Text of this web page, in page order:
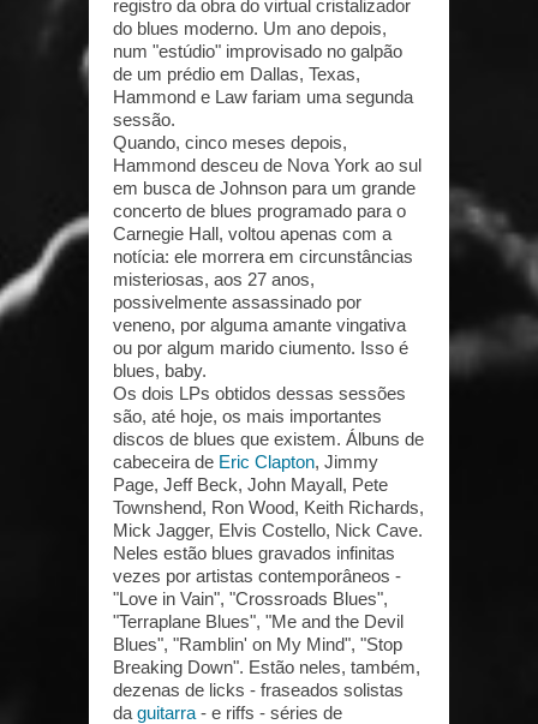
registro da obra do virtual cristalizador
do blues moderno. Um ano depois,
num "estúdio" improvisado no galpão
de um prédio em Dallas, Texas,
Hammond e Law fariam uma segunda
sessão.
Quando, cinco meses depois,
Hammond desceu de Nova York ao sul
em busca de Johnson para um grande
concerto de blues programado para o
Carnegie Hall, voltou apenas com a
notícia: ele morrera em circunstâncias
misteriosas, aos 27 anos,
possivelmente assassinado por
veneno, por alguma amante vingativa
ou por algum marido ciumento. Isso é
blues, baby.
Os dois LPs obtidos dessas sessões
são, até hoje, os mais importantes
discos de blues que existem. Álbuns de
cabeceira de Eric Clapton, Jimmy
Page, Jeff Beck, John Mayall, Pete
Townshend, Ron Wood, Keith Richards,
Mick Jagger, Elvis Costello, Nick Cave.
Neles estão blues gravados infinitas
vezes por artistas contemporâneos -
"Love in Vain", "Crossroads Blues",
"Terraplane Blues", "Me and the Devil
Blues", "Ramblin' on My Mind", "Stop
Breaking Down". Estão neles, também,
dezenas de licks - fraseados solistas
da guitarra - e riffs - séries de